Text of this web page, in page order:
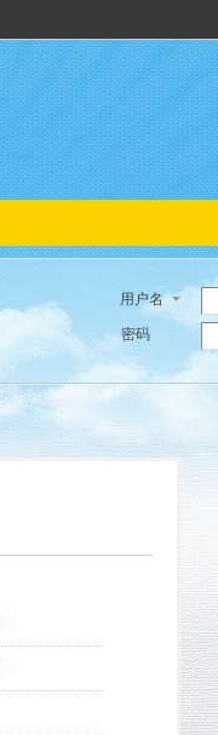
用户名
密码